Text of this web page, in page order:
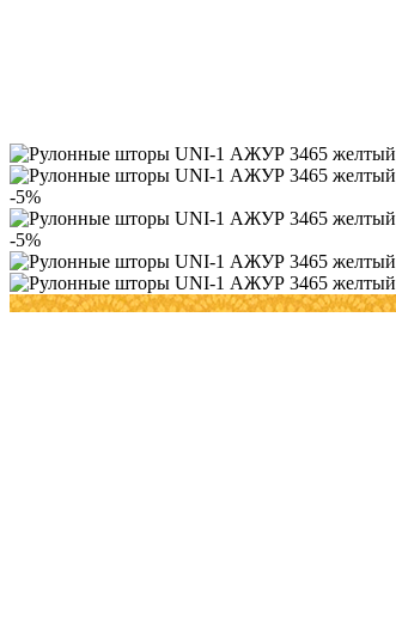
-5%
-5%